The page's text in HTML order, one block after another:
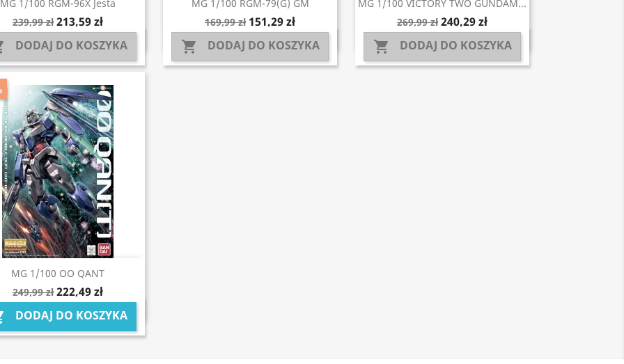
MG 1/100 RGM-96X Jesta
239,99 zł 213,59 zł
DODAJ DO KOSZYKA
Szybki podgląd
MG 1/100 RGM-79(G) GM
169,99 zł 151,29 zł
 DODAJ DO KOSZYKA
Szybki podgląd
MG 1/100 VICTORY TWO GUNDAM...
269,99 zł 240,29 zł
 DODAJ DO KOSZYKA
Szybki podgląd
MG 1/100 OO QANT
249,99 zł 222,49 zł
DODAJ DO KOSZYKA
Szybki podgląd